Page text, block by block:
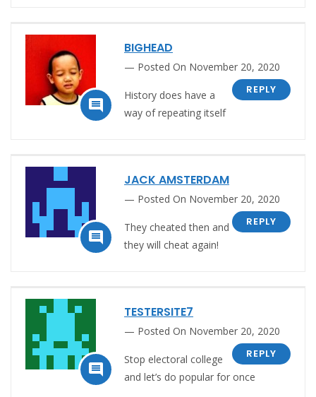

BIGHEAD
Posted On November 20, 2020
REPLY
History does have a
way of repeating itself

JACK AMSTERDAM
Posted On November 20, 2020
REPLY
They cheated then and
they will cheat again!

TESTERSITE7
Posted On November 20, 2020
REPLY
Stop electoral college
and let’s do popular for once